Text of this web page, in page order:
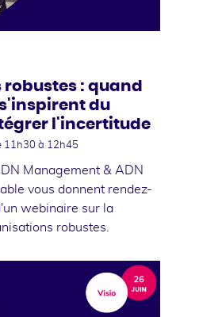
: quand
du
l'incertitude
11h30 à 12h45
Management & ADN
vous donnent rendez-
webinaire sur la
robustes.